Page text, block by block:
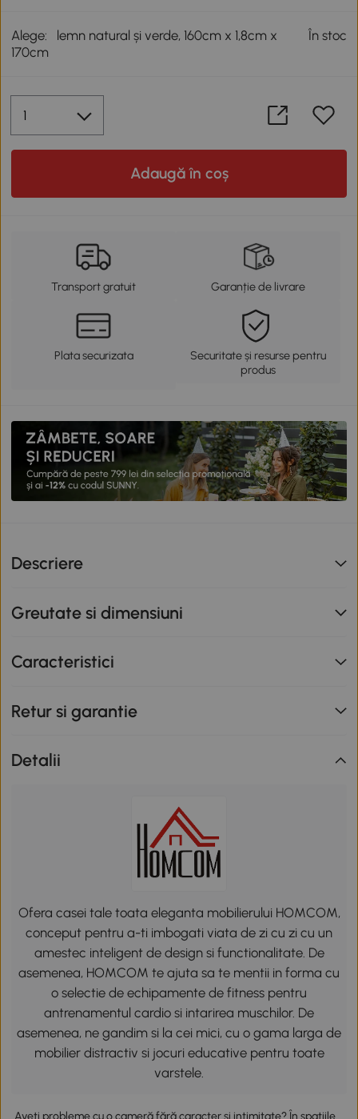
Alege:
lemn natural și verde, 160cm x 1,8cm x
170cm
În stoc
Adaugă în coș
Transport gratuit Garanție de livrare
Plata securizata
Securitate și resurse pentru
produs
Descriere
Greutate si dimensiuni
Caracteristici
Retur si garantie
Detalii
Ofera casei tale toata eleganta mobilierului HOMCOM,
conceput pentru a-ti imbogati viata de zi cu zi cu un
amestec inteligent de design si functionalitate. De
asemenea, HOMCOM te ajuta sa te mentii in forma cu
o selectie de echipamente de fitness pentru
antrenamentul cardio si intarirea muschilor. De
asemenea, ne gandim si la cei mici, cu o gama larga de
mobilier distractiv si jocuri educative pentru toate
varstele.
Aveți probleme cu o cameră fără caracter și intimitate? În spațiile